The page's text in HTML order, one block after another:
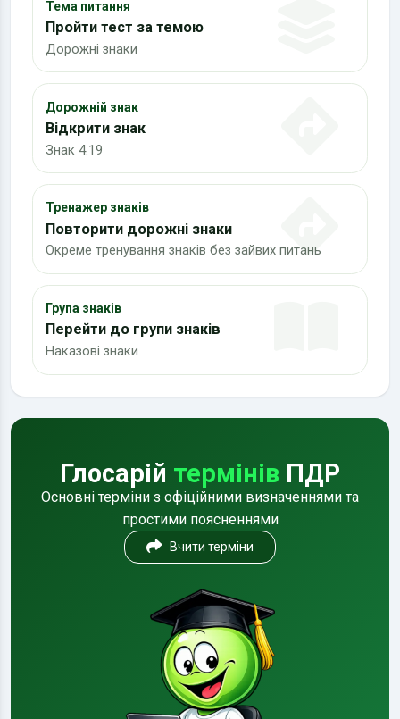
Тема питання
Пройти тест за темою
Дорожні знаки
Дорожній знак
Відкрити знак
Знак 4.19
Тренажер знаків
Повторити дорожні знаки
Окреме тренування знаків без зайвих питань
Група знаків
Перейти до групи знаків
Наказові знаки
Глосарій термінів ПДР
Основні терміни з офіційними визначеннями та
простими поясненнями
Вчити терміни